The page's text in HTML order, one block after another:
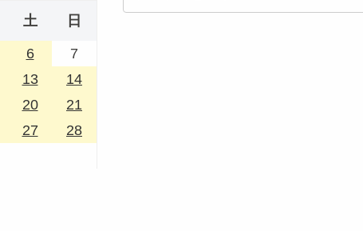
土 日
6
7
13
14
20
21
27
28